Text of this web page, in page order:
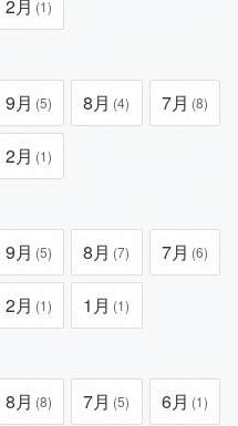
2月 (1)
9月 (5) 8月 (4) 7月 (8)
2月 (1)
9月 (5) 8月 (7) 7月 (6)
2月 (1) 1月 (1)
8月 (8) 7月 (5) 6月 (1)